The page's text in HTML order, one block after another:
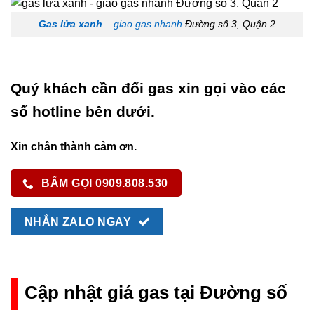
Gas lửa xanh – giao gas nhanh Đường số 3, Quận 2
Quý khách cần đổi gas xin gọi vào các
số hotline bên dưới.
Xin chân thành cảm ơn.
BẤM GỌI 0909.808.530
NHẮN ZALO NGAY
Cập nhật giá gas tại Đường số